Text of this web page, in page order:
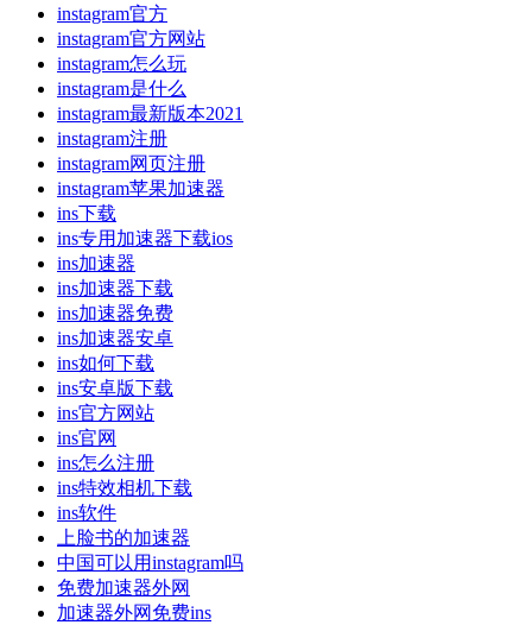
instagram官方
instagram官方网站
instagram怎么玩
instagram是什么
instagram最新版本2021
instagram注册
instagram网页注册
instagram苹果加速器
ins下载
ins专用加速器下载ios
ins加速器
ins加速器下载
ins加速器免费
ins加速器安卓
ins如何下载
ins安卓版下载
ins官方网站
ins官网
ins怎么注册
ins特效相机下载
ins软件
上脸书的加速器
中国可以用instagram吗
免费加速器外网
加速器外网免费ins